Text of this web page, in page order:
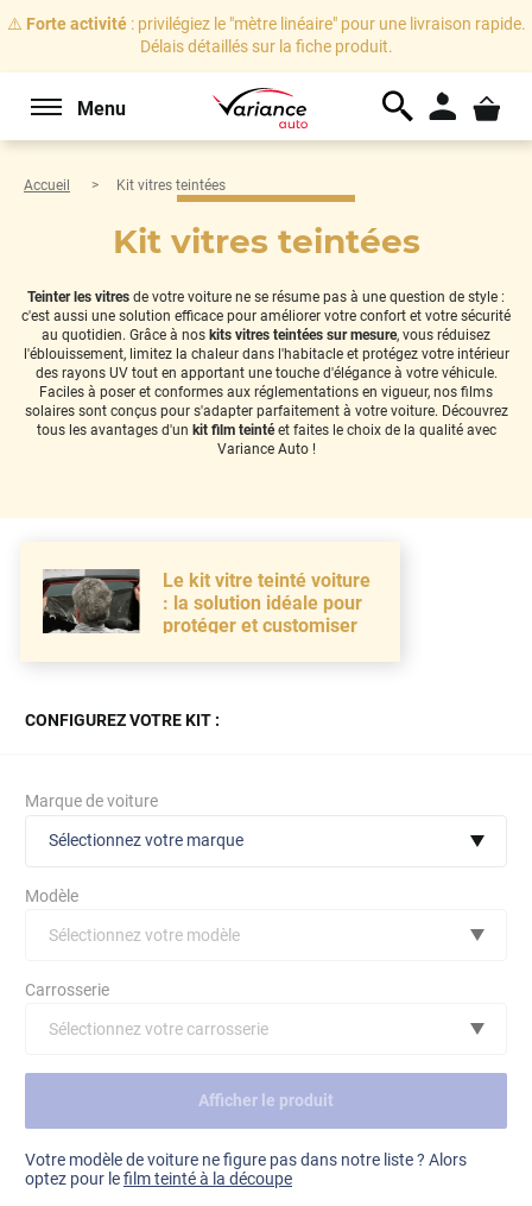
⚠️ Forte activité: privilégiez le "mètre linéaire" pour une livraison rapide.
Délais détaillés sur la fiche produit.
Menu
Accueil Kit vitres teintées
Kit vitres teintées
Teinter les vitres de votre voiture ne se résume pas à une question de style :
c'est aussi une solution efficace pour améliorer votre confort et votre sécurité
au quotidien. Grâce à nos kits vitres teintées sur mesure, vous réduisez
l'éblouissement, limitez la chaleur dans l'habitacle et protégez votre intérieur
des rayons UV tout en apportant une touche d'élégance à votre véhicule.
Faciles à poser et conformes aux réglementations en vigueur, nos films
solaires sont conçus pour s'adapter parfaitement à votre voiture. Découvrez
tous les avantages d'un kit film teintéet faites le choix de la qualité avec
Variance Auto !
Le kit vitre teinté voiture
: la solution idéale pour
protéger et customiser
CONFIGUREZ VOTRE KIT :
Marque de voiture
Sélectionnez votre marque
Ford
Modèle
Sélectionnez votre modèle
Carrosserie
Sélectionnez votre carrosserie
Voir tout
Afficher le produit
Votre modèle de voiture ne figure pas dans notre liste ? Alors
optez pour lefilm teinté à la découpe